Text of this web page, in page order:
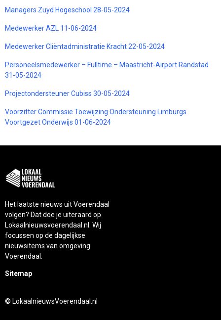
Managers Zuyd Hogeschool 28-05-2024
Medewerker AZL 11-06-2024
Medewerker Cliëntadministratie Kracht 22-05-2024
Personeelsmedewerker – Fulltime – Maastricht-Airport Randstad
31-05-2024
Projectondersteuner Cubiss 30-05-2024
Voorzitter Commissie Toewijzing Ondersteuning Limburgs
Voortgezet Onderwijs 01-06-2024
Het laatste nieuws uit Voerendaal
volgen? Dat doe je uiteraard op
Lokaalnieuwsvoerendaal.nl. Wij
focussen op de dagelijkse
nieuwsitems van omgeving
Voerendaal.
Sitemap
© LokaalnieuwsVoerendaal.nl